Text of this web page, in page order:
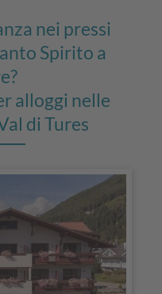
nei pressi
Spirito a
alloggi nelle
di Tures